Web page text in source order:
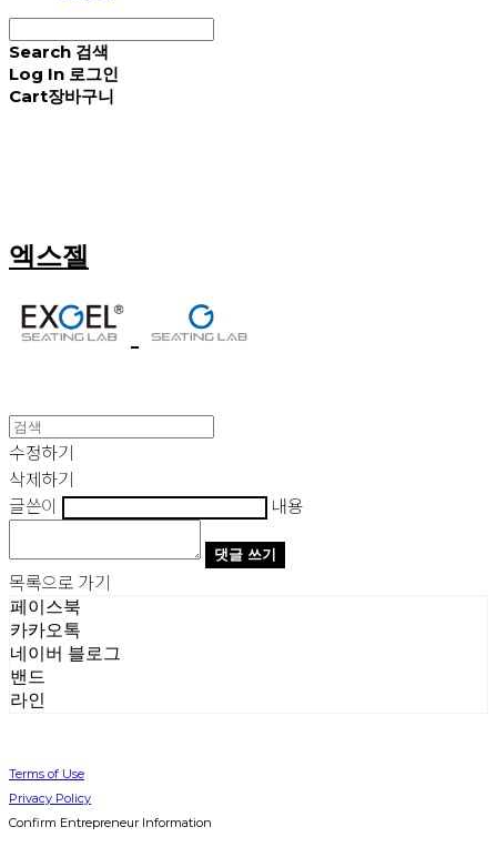
Search 검색
Log In 로그인
Cart장바구니
엑스젤
수정하기
삭제하기
글쓴이
내용
댓글 쓰기
목록으로 가기
페이스북
카카오톡
네이버 블로그
밴드
라인
Terms of Use
Privacy Policy
Confirm Entrepreneur Information